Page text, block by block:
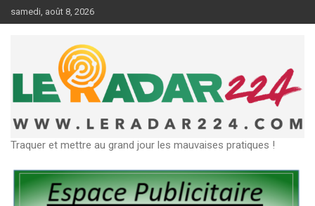
au
samedi, août 8, 2026
Traquer et mettre au grand jour les mauvaises pratiques !